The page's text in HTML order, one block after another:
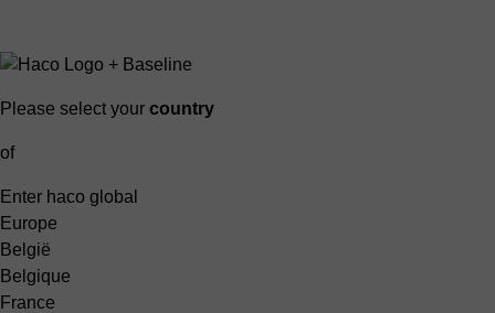
Please select your country
of
Enter haco global
Europe
België
Belgique
France